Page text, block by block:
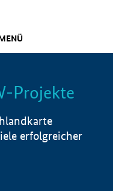
Info
Projekte
erfolgreicher